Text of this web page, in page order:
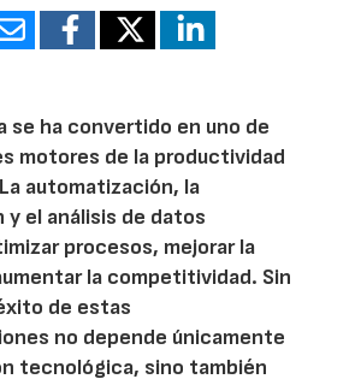
se ha convertido en uno de
motores de la productividad
automatización, la
y el análisis de datos
procesos, mejorar la
la competitividad. Sin
de estas
no depende únicamente
tecnológica, sino también